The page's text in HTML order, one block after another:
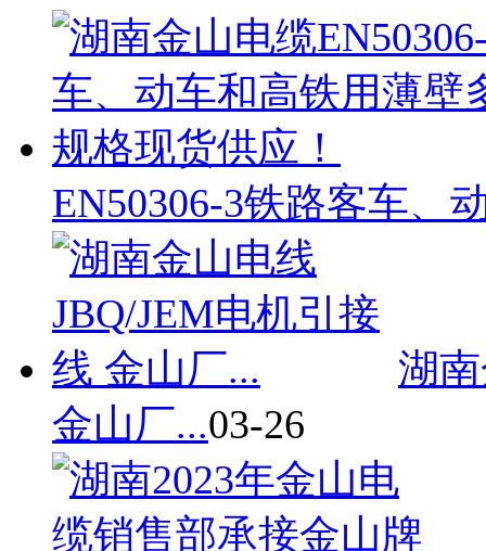
EN50306-3铁路客车、
湖
金山厂...03-26